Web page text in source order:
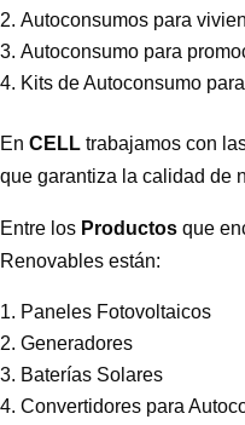
Autoconsumos para
Autoconsumo para
Kits de Autoconsumo
En CELL trabajamos con
que garantiza la calidad de
Entre los Productos que
Renovables están:
Paneles Fotovoltaicos
Generadores
Baterías Solares
Convertidores para